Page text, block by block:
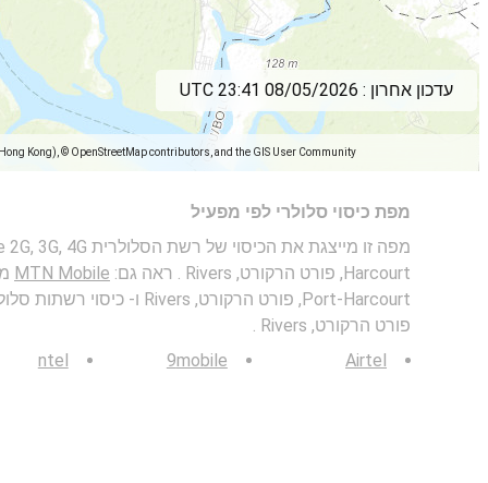
Kong), © OpenStreetMap contributors, and the GIS User Community
עדכון אחרון : 08/05/2026 23:41 UTC
מפת כיסוי סלולרי לפי מפעיל
Harcourt, פורט הרקורט, Rivers . ראה גם: MTN Mobile
פורט הרקורט, Rivers .
Airtel
9mobile
ntel